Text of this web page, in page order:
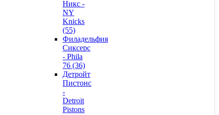
Никс -
NY
Knicks
(55)
Филадельфия
Сиксерс
- Phila
76 (36)
Детройт
Пистонс
-
Detroit
Pistons